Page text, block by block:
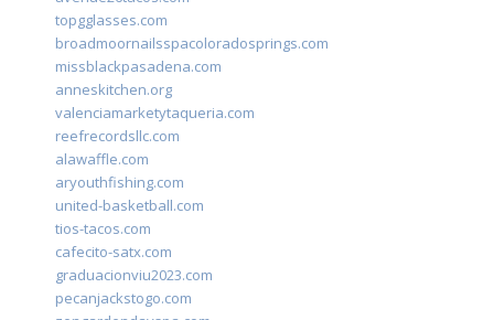
topgglasses.com
broadmoornailsspacoloradosprings.com
missblackpasadena.com
anneskitchen.org
valenciamarketytaqueria.com
reefrecordsllc.com
alawaffle.com
aryouthfishing.com
united-basketball.com
tios-tacos.com
cafecito-satx.com
graduacionviu2023.com
pecanjackstogo.com